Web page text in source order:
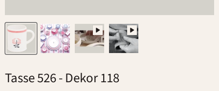
Tasse 526- Dekor 118